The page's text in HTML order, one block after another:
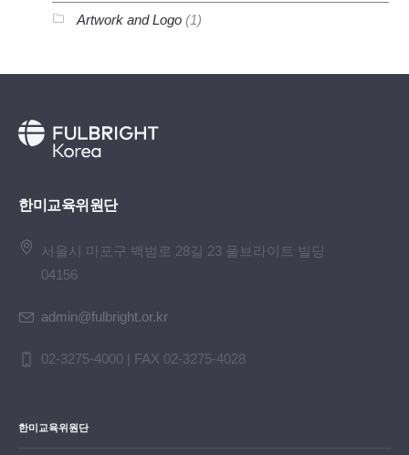
Artwork and Logo (1)
한미교육위원단
서울시 마포구 백범로 28길 23 풀브라이트 빌딩
04156
admin@fulbright.or.kr
02-3275-4000 | FAX 02-3275-4028
한미교육위원단